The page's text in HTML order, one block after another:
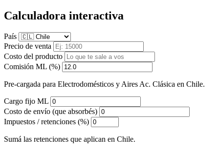
Calculadora interactiva
País
Precio de venta
Costo del producto
Comisión ML (%)
Pre-cargada para Electrodomésticos y Aires Ac. Clásica en Chile.
Cargo fijo ML
Costo de envío (que absorbés)
Impuestos / retenciones (%)
Sumá las retenciones que aplican en Chile.